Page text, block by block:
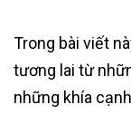
Trong bài viết
tương lai từ
những khía